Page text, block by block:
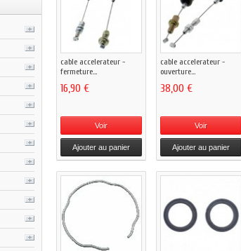
cable accelerateur -
fermeture...
16,90 €
Voir
Ajouter au panier
cable accelerateur -
ouverture...
38,00 €
Voir
Ajouter au panier